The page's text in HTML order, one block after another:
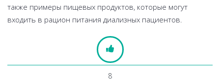
также примеры пищевых продуктов, которые могут
входить в рацион питания диализных пациентов.
8